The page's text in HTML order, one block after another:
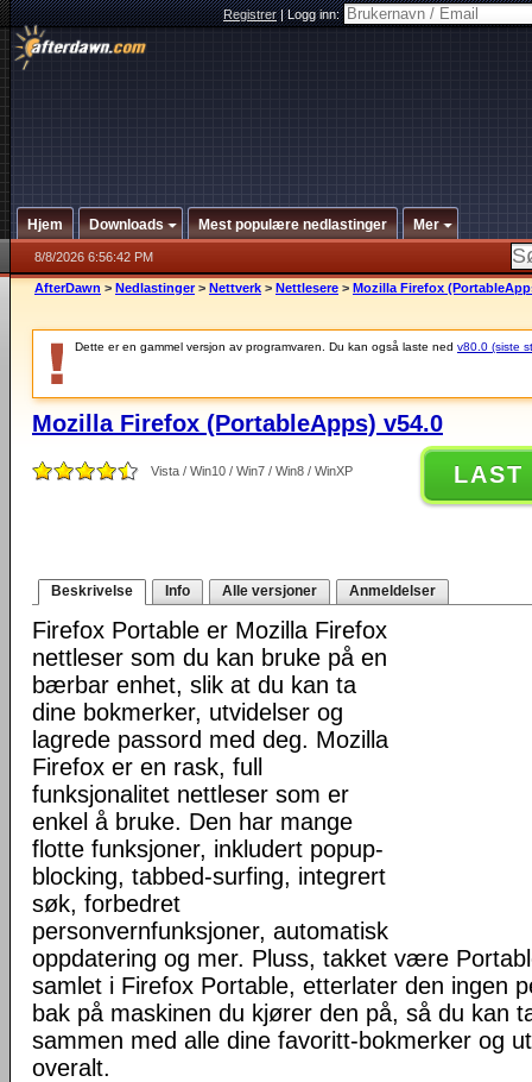
Registrer|Logg inn:
Hjem Downloads Mest populære nedlastinger Mer
8/8/2026 6:56:42 PM
AfterDawn > Nedlastinger > Nettverk > Nettlesere > Mozilla Firefox
Dette er en gammel versjon av programvaren. Du kan også laste ned v80.0 (siste
Mozilla Firefox (PortableApps) v54.0
Vista / Win10 / Win7 / Win8 / WinXP LAST
Beskrivelse Info Alle versjoner Anmeldelser
Firefox Portable er Mozilla Firefox
nettleser som du kan bruke på en
bærbar enhet, slik at du kan ta
dine bokmerker, utvidelser og
lagrede passord med deg. Mozilla
Firefox er en rask, full
funksjonalitet nettleser som er
enkel å bruke. Den har mange
flotte funksjoner, inkludert popup-
blocking, tabbed-surfing, integrert
søk, forbedret
personvernfunksjoner, automatisk
oppdatering og mer. Pluss, takket være
samlet i Firefox Portable, etterlater den ingen
bak på maskinen du kjører den på, så du kan
sammen med alle dine favoritt-bokmerker og
overalt.